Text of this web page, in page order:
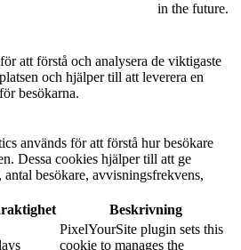
in the future.
att förstå och analysera de viktigaste
och hjälper till att leverera en
besökarna.
används för att förstå hur besökare
Dessa cookies hjälper till att ge
besökare, avvisningsfrekvens,
Beskrivning
PixelYourSite plugin sets this
cookie to manages the